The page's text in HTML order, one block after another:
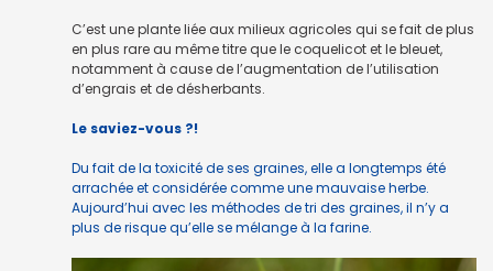
C’est une plante liée aux milieux agricoles qui se fait de plus
en plus rare au même titre que le coquelicot et le bleuet,
notamment à cause de l’augmentation de l’utilisation
d’engrais et de désherbants.
Le saviez-vous ?!
Du fait de la toxicité de ses graines, elle a longtemps été
arrachée et considérée comme une mauvaise herbe.
Aujourd’hui avec les méthodes de tri des graines, il n’y a
plus de risque qu’elle se mélange à la farine.